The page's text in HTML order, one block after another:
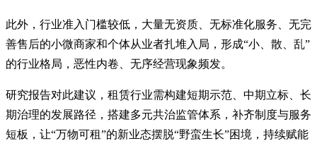
此外，行业准入门槛较低，大量无资质、无标准化服务、无完
善售后的小微商家和个体从业者扎堆入局，形成“小、散、乱”
的行业格局，恶性内卷、无序经营现象频发。
研究报告对此建议，租赁行业需构建短期示范、中期立标、长
期治理的发展路径，搭建多元共治监管体系，补齐制度与服务
短板，让“万物可租”的新业态摆脱“野蛮生长”困境，持续赋能